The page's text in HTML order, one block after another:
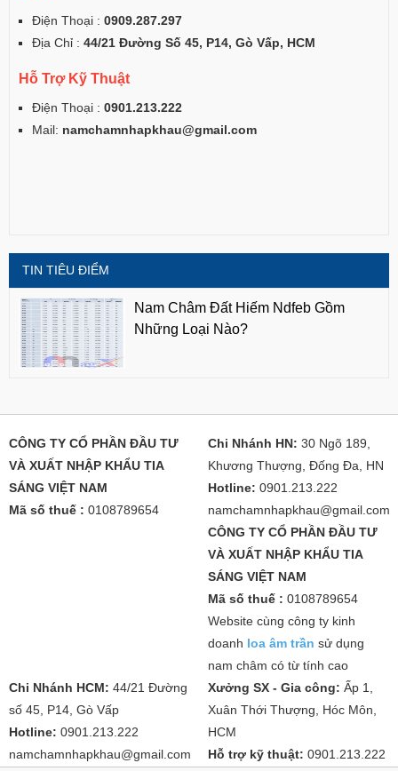
Điện Thoại : 0909.287.297
Địa Chỉ : 44/21 Đường Số 45, P14, Gò Vấp, HCM
Hỗ Trợ Kỹ Thuật
Điện Thoại : 0901.213.222
Mail: namchamnhapkhau@gmail.com
TIN TIÊU ĐIỂM
Nam Châm Đất Hiếm Ndfeb Gồm
Những Loại Nào?
CÔNG TY CỔ PHẦN ĐẦU TƯ
VÀ XUẤT NHẬP KHẨU TIA
SÁNG VIỆT NAM
Mã số thuế : 0108789654
Chi Nhánh HN: 30 Ngõ 189,
Khương Thượng, Đống Đa, HN
Hotline: 0901.213.222
namchamnhapkhau@gmail.com
CÔNG TY CỔ PHẦN ĐẦU TƯ
VÀ XUẤT NHẬP KHẨU TIA
SÁNG VIỆT NAM
Mã số thuế : 0108789654
Website cùng công ty kinh
doanh loa âm trần sử dụng
nam châm có từ tính cao
Chi Nhánh HCM: 44/21 Đường
số 45, P14, Gò Vấp
Hotline: 0901.213.222
namchamnhapkhau@gmail.com
Xưởng SX - Gia công: Ấp 1,
Xuân Thới Thượng, Hóc Môn,
HCM
Hỗ trợ kỹ thuật: 0901.213.222